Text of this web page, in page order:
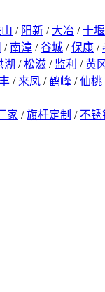
/ 阳新 / 大冶 /十堰
/ 南漳 /谷城 /保康 /
湖 /松滋 / 监利 /黄冈
/ 来凤 /鹤峰 /仙桃
家 /旗杆定制 / 不锈